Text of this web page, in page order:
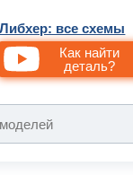
Либхер: все схемы
Как найти
деталь?